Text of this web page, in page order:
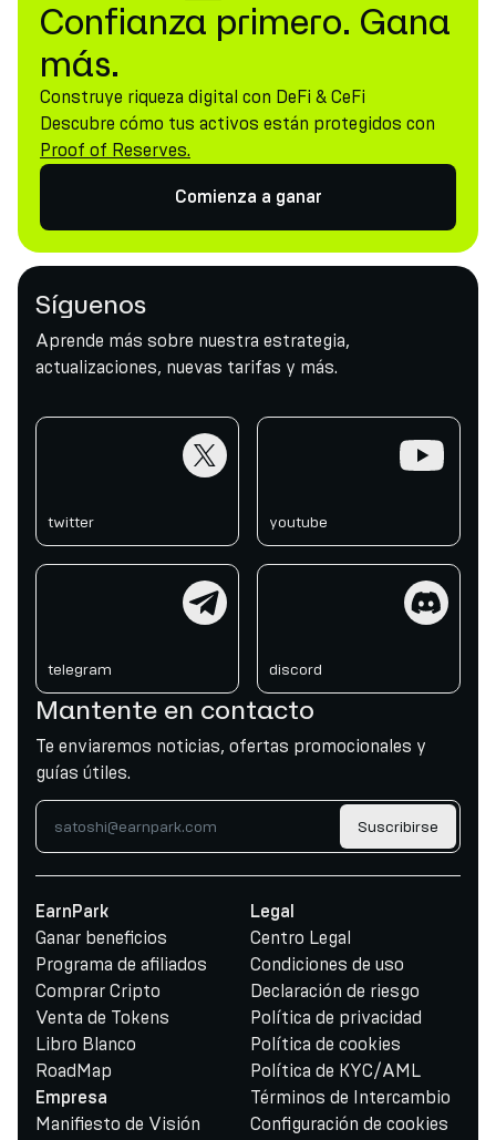
Confianza primero. Gana
más.
Construye riqueza digital con DeFi & CeFi
Descubre cómo tus activos están protegidos con
Proof of Reserves.
Comienza a ganar
Síguenos
Aprende más sobre nuestra estrategia,
actualizaciones, nuevas tarifas y más.
twitter youtube
telegram discord
Mantente en contacto
Te enviaremos noticias, ofertas promocionales y
guías útiles.
Suscribirse
EarnPark
Ganar beneficios
Programa de afiliados
Comprar Cripto
Venta de Tokens
Libro Blanco
RoadMap
Empresa
Manifiesto de Visión
Legal
Centro Legal
Condiciones de uso
Declaración de riesgo
Política de privacidad
Política de cookies
Política de KYC/AML
Términos de Intercambio
Configuración de cookies